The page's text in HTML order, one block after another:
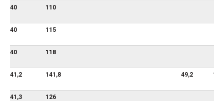
40 110
40 115
40 118
41,2 141,8 49,2
41,3
126